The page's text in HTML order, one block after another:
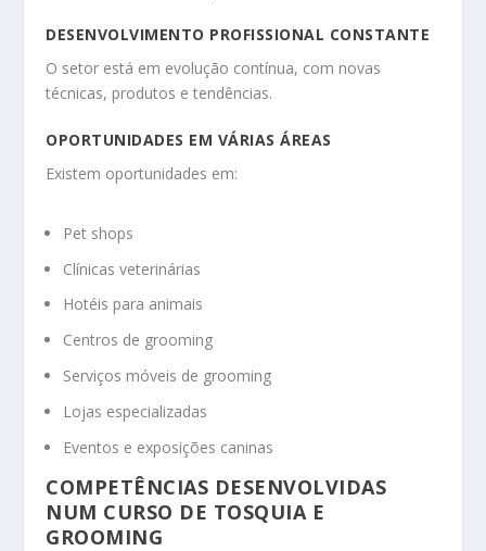
DESENVOLVIMENTO PROFISSIONAL CONSTANTE
O setor está em evolução contínua, com novas
técnicas, produtos e tendências.
OPORTUNIDADES EM VÁRIAS ÁREAS
Existem oportunidades em:
Pet shops
Clínicas veterinárias
Hotéis para animais
Centros de grooming
Serviços móveis de grooming
Lojas especializadas
Eventos e exposições caninas
COMPETÊNCIAS DESENVOLVIDAS
NUM CURSO DE TOSQUIA E
GROOMING